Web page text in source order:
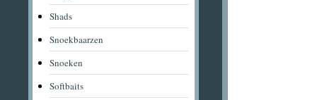
Shads
Snoekbaarzen
Snoeken
Softbaits